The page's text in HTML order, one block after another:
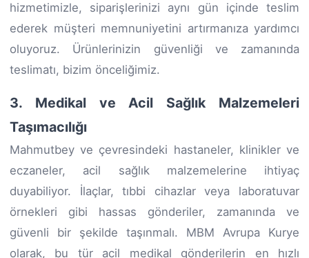
hizmetimizle, siparişlerinizi aynı gün içinde teslim
ederek müşteri memnuniyetini artırmanıza yardımcı
oluyoruz. Ürünlerinizin güvenliği ve zamanında
teslimatı, bizim önceliğimiz.
3. Medikal ve Acil Sağlık Malzemeleri
Taşımacılığı
Mahmutbey ve çevresindeki hastaneler, klinikler ve
eczaneler, acil sağlık malzemelerine ihtiyaç
duyabiliyor. İlaçlar, tıbbi cihazlar veya laboratuvar
örnekleri gibi hassas gönderiler, zamanında ve
güvenli bir şekilde taşınmalı. MBM Avrupa Kurye
olarak, bu tür acil medikal gönderilerin en hızlı